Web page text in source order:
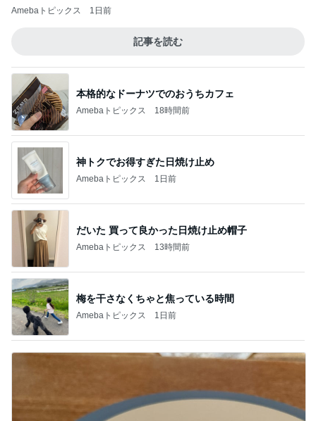
Amebaトピックス 1日前
記事を読む
本格的なドーナツでのおうちカフェ
Amebaトピックス 18時間前
神トクでお得すぎた日焼け止め
Amebaトピックス 1日前
だいた 買って良かった日焼け止め帽子
Amebaトピックス 13時間前
梅を干さなくちゃと焦っている時間
Amebaトピックス 1日前